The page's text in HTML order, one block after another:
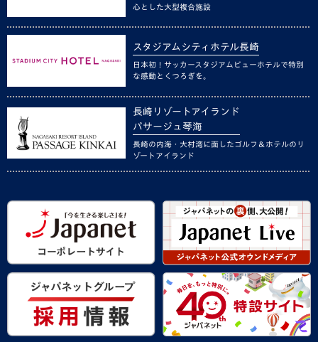
心とした大型複合施設
スタジアムシティホテル長崎
日本初！サッカースタジアムビューホテルで特別
な感動とくつろぎを。
長崎リゾートアイランド
パサージュ琴海
長崎の内海・大村湾に面したゴルフ＆ホテルのリ
ゾートアイランド